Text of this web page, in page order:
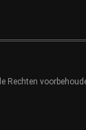
Rechten